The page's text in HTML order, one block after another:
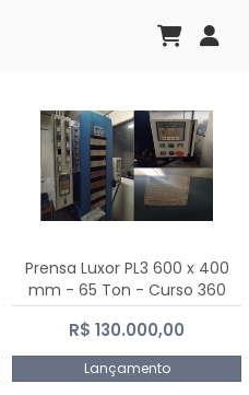
Prensa Luxor PL3 600 x 400
mm - 65 Ton - Curso 360
mm
R$ 130.000,00
Lançamento